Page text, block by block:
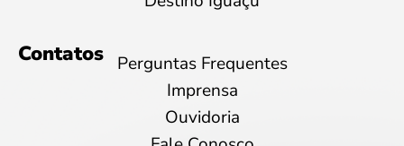
Contatos
Perguntas Frequentes
Imprensa
Ouvidoria